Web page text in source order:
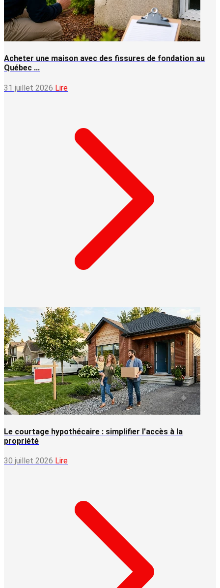
Acheter une maison avec des fissures de fondation au
Québec ...
31 juillet 2026 Lire
Le courtage hypothécaire : simplifier l'accès à la
propriété
30 juillet 2026 Lire